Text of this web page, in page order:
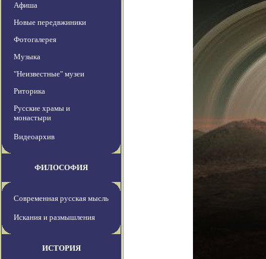
Афиша
Новые передвжиники
Фотогалерея
Музыка
"Неизвестные" музеи
Риторика
Русские храмы и
монастыри
Видеоархив
ФИЛОСОФИЯ
Современная русская мысль
Искания и размышления
ИСТОРИЯ